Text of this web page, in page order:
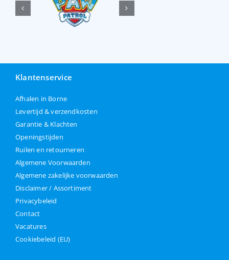
Klantenservice
Afhalen in Borne
Levertijd & verzendkosten
Garantie & Klachten
Openingstijden
Ruilen en retourneren
Algemene Voorwaarden
Algemene zakelijke voorwaarden
Disclaimer / Assortiment
Privacybeleid
Contact
Vacatures
Cookiebeleid (EU)